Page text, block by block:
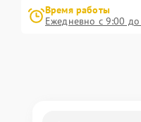
Время работы
Ежедневно с 9:00